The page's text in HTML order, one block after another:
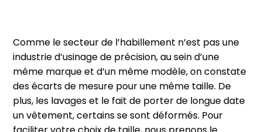
Comme le secteur de l’habillement n’est pas une
industrie d’usinage de précision, au sein d’une
même marque et d’un même modèle, on constate
des écarts de mesure pour une même taille. De
plus, les lavages et le fait de porter de longue date
un vêtement, certains se sont déformés. Pour